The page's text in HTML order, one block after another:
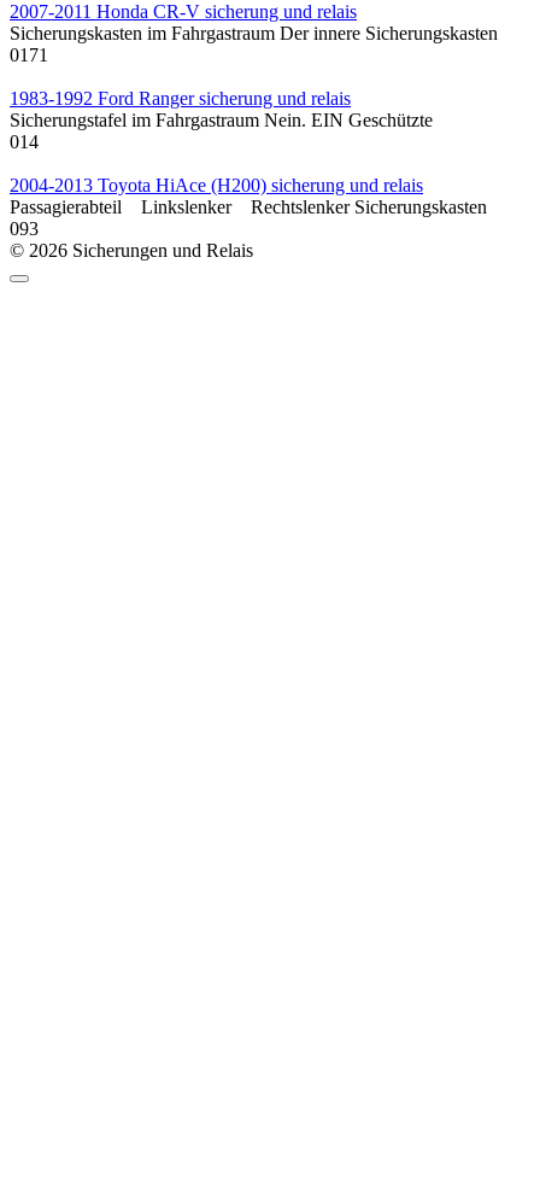
2007-2011 Honda CR-V sicherung und relais
Sicherungskasten im Fahrgastraum Der innere Sicherungskasten
0171
1983-1992 Ford Ranger sicherung und relais
Sicherungstafel im Fahrgastraum Nein. EIN Geschützte
014
2004-2013 Toyota HiAce (H200) sicherung und relais
Passagierabteil Linkslenker Rechtslenker Sicherungskasten
093
© 2026 Sicherungen und Relais